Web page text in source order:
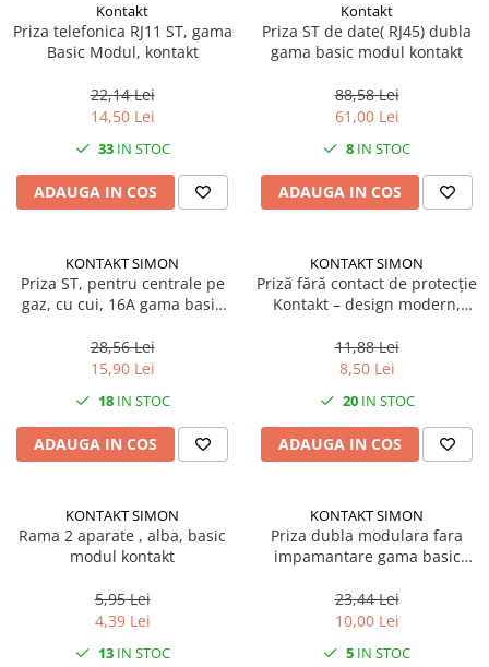
Kontakt
Priza telefonica RJ11 ST, gama
Basic Modul, kontakt
22,14 Lei
14,50 Lei
33IN STOC
ADAUGA IN COS
Kontakt
Priza ST de date( RJ45) dubla
gama basic modul kontakt
88,58 Lei
61,00 Lei
8 IN STOC
ADAUGA IN COS
KONTAKT SIMON
Priza ST, pentru centrale pe
gaz, cu cui, 16A gama basic
28,56 Lei
15,90 Lei
18IN STOC
ADAUGA IN COS
KONTAKT SIMON
Priză fără contact de protecție
Kontakt – design modern,
11,88 Lei
8,50 Lei
20IN STOC
ADAUGA IN COS
KONTAKT SIMON
Rama 2 aparate , alba, basic
modul kontakt
5,95 Lei
4,39 Lei
13IN STOC
KONTAKT SIMON
Priza dubla modulara fara
impamantare gama basic
23,44 Lei
10,00 Lei
5 IN STOC